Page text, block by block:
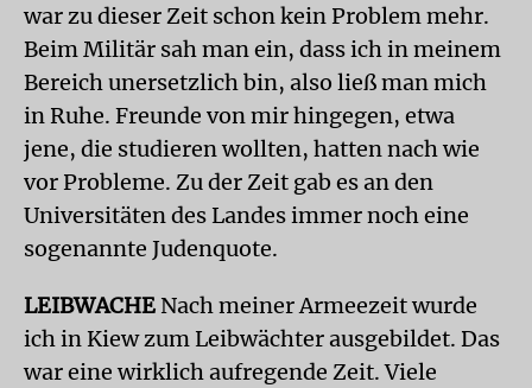
war zu dieser Zeit schon kein Problem mehr.
Beim Militär sah man ein, dass ich in meinem
Bereich unersetzlich bin, also ließ man mich
in Ruhe. Freunde von mir hingegen, etwa
jene, die studieren wollten, hatten nach wie
vor Probleme. Zu der Zeit gab es an den
Universitäten des Landes immer noch eine
sogenannte Judenquote.
LEIBWACHE Nach meiner Armeezeit wurde
ich in Kiew zum Leibwächter ausgebildet. Das
war eine wirklich aufregende Zeit. Viele